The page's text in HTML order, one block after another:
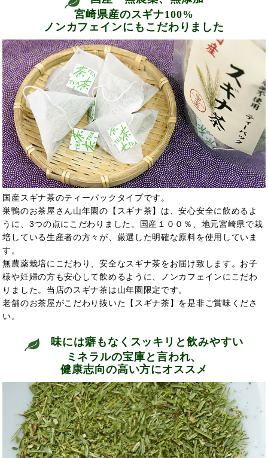
宮崎県産のスギナ100%
ノンカフェインにもこだわりました
国産スギナ茶のティーパックタイプです。
巣鴨のお茶屋さん山年園の【スギナ茶】は、安心安全に飲めるよ
うに、3つの点にこだわりました。国産１００％、地元宮崎県で栽
培している生産者の方々が、厳選した明確な原料を使用していま
す。
無農薬栽培にこだわり、安全なスギナ茶をお届け致します。お子
様や妊婦の方も安心して飲めるように、ノンカフェインにこだわ
りました。当店のスギナ茶は山年園限定です。
老舗のお茶屋がこだわり抜いた【スギナ茶】を是非ご賞味くださ
い。
味には癖もなくスッキリと飲みやすい
ミネラルの宝庫と言われ、
健康志向の高い方にオススメ